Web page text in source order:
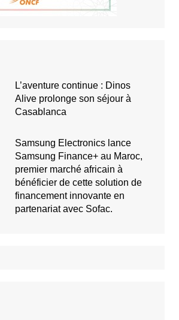
L’aventure continue : Dinos
Alive prolonge son séjour à
Casablanca
Samsung Electronics lance
Samsung Finance+ au Maroc,
premier marché africain à
bénéficier de cette solution de
financement innovante en
partenariat avec Sofac.